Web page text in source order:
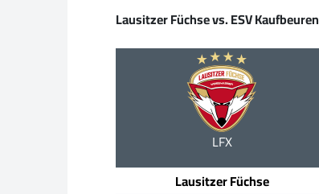
Lausitzer Füchse vs. ESV Kaufbeuren
LFX
Lausitzer Füchse